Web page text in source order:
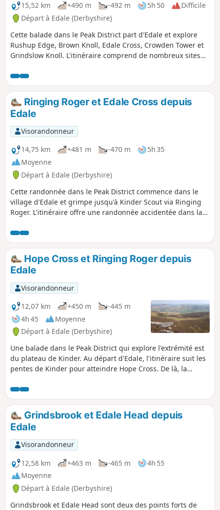
15,52 km
+490 m -492 m 5h 50
Difficile
Départ à Edale (Derbyshire)
Cette balade dans le Peak District part d'Edale et explore
Rushup Edge, Brown Knoll, Edale Cross, Crowden Tower et
Grindslow Knoll. L'itinéraire comprend de nombreux sites
District dans le Derbyshire et mérite d'être réservé pour une
belle journée.
Ringing Roger et Edale Cross depuis
Edale
Visorandonneur
14,75 km
+481 m -470 m
5h 35
Moyenne
Départ à Edale (Derbyshire)
Cette randonnée dans le Peak District commence dans le
village d'Edale et grimpe jusqu'à Kinder Scout via Ringing
Roger. L'itinéraire offre une randonnée accidentée dans la
Upper Grindsbrook, Crowden Brook et Edale Cross avant de
descendre Jacob's Ladder pour revenir à Edale.
Hope Cross et Ringing Roger depuis
Edale
Visorandonneur
12,07 km
+450 m
-445 m
4h 45
Moyenne
Départ à Edale (Derbyshire)
Une balade dans le Peak District qui explore l'extrémité est
du plateau de Kinder. Au départ d'Edale, l'itinéraire suit les
pentes de Kinder pour atteindre Hope Cross. De là, la
en altitude pour revenir à Edale via Ringing Roger.
Grindsbrook et Edale Head depuis
Edale
Visorandonneur
12,58 km
+463 m -465 m
4h 55
Moyenne
Départ à Edale (Derbyshire)
Grindsbrook et Edale Head sont deux des points forts de